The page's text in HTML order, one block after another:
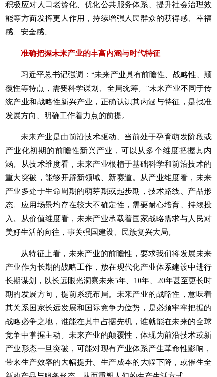
积极应对人口老龄化、优化公共服务体系、提升社会治理效
能等方面发挥更大作用，持续增强人民群众的获得感、幸福
感、安全感。
准确把握未来产业的丰富内涵与时代特征
习近平总书记强调：“未来产业具有前瞻性、战略性、颠
覆性等特点，需要科学谋划、全局统筹。”未来产业不同于传
统产业和战略性新兴产业，正确认识其内涵与特征，是找准
发展方向、明确工作着力点的前提。
未来产业是由前沿技术驱动、当前处于孕育萌发阶段或
产业化初期的前瞻性新兴产业，可以从多个维度把握其内
涵。从技术维度看，未来产业根植于基础科学和前沿技术的
重大突破，能够开辟新领域、新赛道。从产业维度看，未来
产业多处于生命周期的萌芽期或起步期，技术路线、产品形
态、应用场景均存在较大不确定性，需要耐心培育、持续投
入。从价值维度看，未来产业承载着国家战略需求与人民对
美好生活的向往，事关强国建设、民族复兴大局。
从特征上看，未来产业的前瞻性，要求我们将发展未来
产业作为长期的战略工作，放在现代化产业体系建设中进行
长期谋划，以长远眼光洞察未来5年、10年、20年甚至更长时
期的发展方向，提前系统布局。未来产业的战略性，意味着
其关系国家长远发展和国际竞争力位势，是必须牢牢把握的
战略必争之地，谁能在其中占据先机，谁就能在未来的全球
竞争中掌握主动。未来产业的颠覆性，体现为前沿技术或新
产业形态一旦突破，可能对现有产业体系产生革命性影响，
带来生产效率的大幅提升、生产成本的大幅下降，或催生全